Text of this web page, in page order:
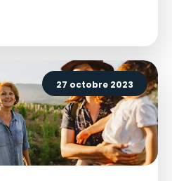
27 octobre 2023